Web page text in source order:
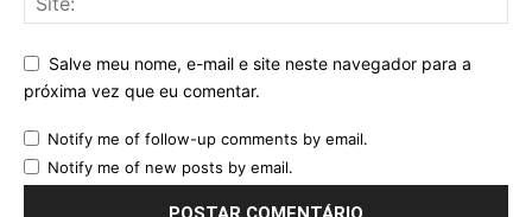
Salve meu nome, e-mail e site neste navegador para a
próxima vez que eu comentar.
Notify me of follow-up comments by email.
Notify me of new posts by email.